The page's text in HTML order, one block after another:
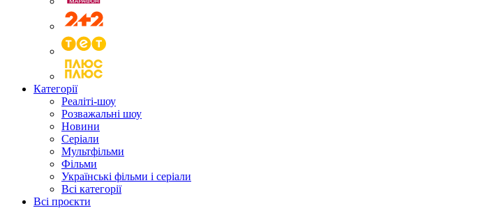
Категорії
Реаліті-шоу
Розважальні шоу
Новини
Серіали
Мультфільми
Фільми
Українські фільми і серіали
Всі категорії
Всі проєкти